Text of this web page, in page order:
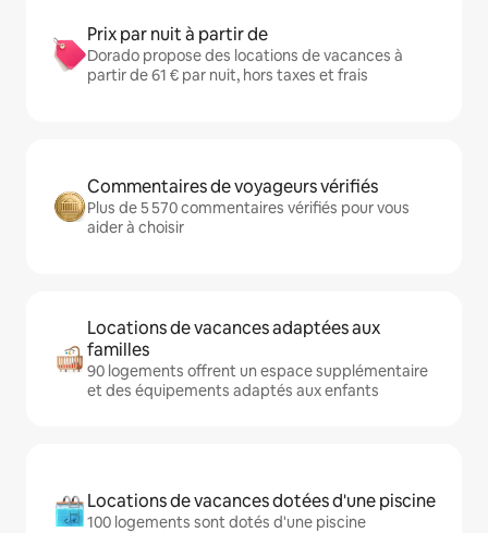
Prix par nuit à partir de
Dorado propose des locations de vacances à
partir de 61 € par nuit, hors taxes et frais
Commentaires de voyageurs vérifiés
Plus de 5 570 commentaires vérifiés pour vous
aider à choisir
Locations de vacances adaptées aux
familles
90 logements offrent un espace supplémentaire
et des équipements adaptés aux enfants
Locations de vacances dotées d'une piscine
100 logements sont dotés d'une piscine